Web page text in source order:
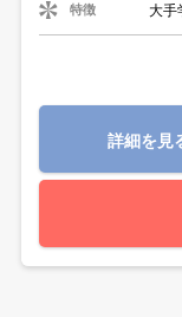
特徴 大手
詳細を見